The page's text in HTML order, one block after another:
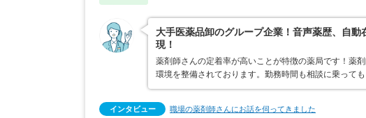
大手医薬品卸のグループ企業！音声薬歴、自
現！
薬剤師さんの定着率が高いことが特徴の薬局です！薬
環境を整備されております。勤務時間も相談に乗って
インタビュー 職場の薬剤師さんにお話を伺ってきました